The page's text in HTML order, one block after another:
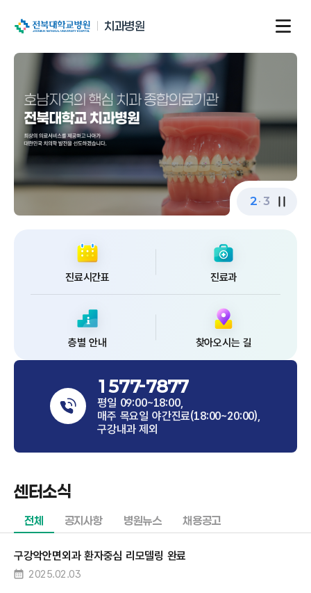
전북대학교병원
치과병원
2 3
진료시간표 진료과
층별 안내 찾아오시는 길
1577-7877
평일 09:00~18:00,
매주 목요일 야간진료(18:00~20:00),
구강내과 제외
센터소식
전체 공지사항 병원뉴스 채용공고
구강악안면외과 환자중심 리모델링 완료
2025.02.03